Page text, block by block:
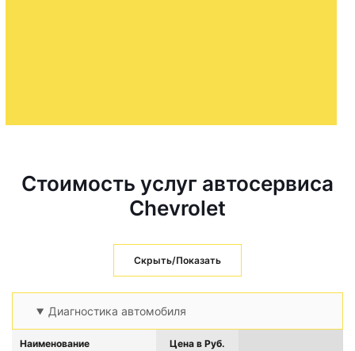
Стоимость услуг автосервиса
Chevrolet
Скрыть/Показать
Диагностика автомобиля
Наименование Цена в Руб.